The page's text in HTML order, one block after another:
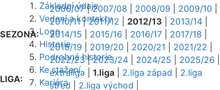
Základní údaje
Vedení a kontakty
Logo
Historie
Podrobná historie
Ke stažení
Kariéra
SEZONA:
2006/07|2007/08 2008/09 2009/10
2010/11|2011/12 2012/13 2013/14
2014/15
2015/16 2016/17 2017/18
2018/19
2019/20 2020/21 2021/22
2022/23|2023/24 2024/25 2025/26
LIGA:
extraliga 1.liga 2.liga západ
2.liga
střed
2.liga východ